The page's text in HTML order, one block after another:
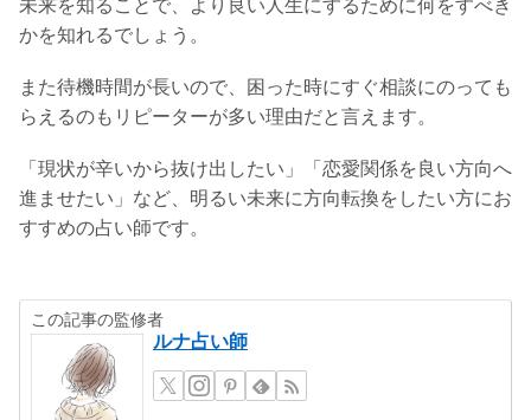
未来を知ることで、より良い人生にするために何をすべき
かを知れるでしょう。
また待機時間が長いので、困った時にすぐ相談にのっても
らえるのもリピーターが多い理由だと言えます。
「現状が辛いから抜け出したい」「恋愛関係を良い方向へ
進ませたい」など、明るい未来に方向転換をしたい方にお
すすめの占い師です。
この記事の監修者
ルナ占い師